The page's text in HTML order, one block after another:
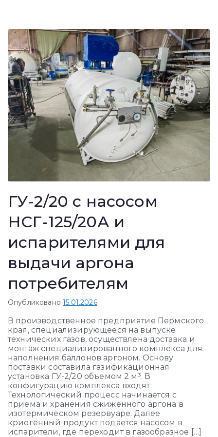
ГУ-2/20 с насосом
НСГ-125/20А и
испарителями для
выдачи аргона
потребителям
Опубликовано15.01.2026
В производственное предприятие Пермского
края, специализирующееся на выпуске
технических газов, осуществлена доставка и
монтаж специализированного комплекса для
наполнения баллонов аргоном. Основу
поставки составила газификационная
установка ГУ-2/20 объемом 2 м³. В
конфигурацию комплекса входят:
Технологический процесс начинается с
приема и хранения сжиженного аргона в
изотермическом резервуаре. Далее
криогенный продукт подается насосом в
испарители, где переходит в газообразное […]